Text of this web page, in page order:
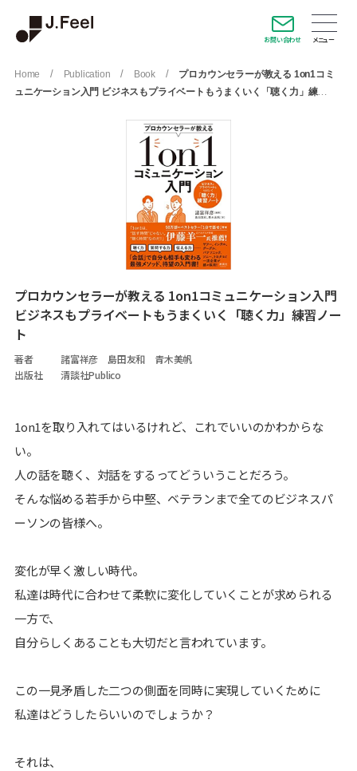
お問い合わせ
Home / Publication / Book/ プロカウンセラーが教える 1on1コミ
ュニケーション入門 ビジネスもプライベートもうまくいく「聴く力」練習
プロカウンセラーが教える 1on1コミュニケーション入門
ビジネスもプライベートもうまくいく「聴く力」練習ノー
ト
著者
諸富祥彦 島田友和 青木美帆
出版社
清談社Publico
1on1を取り入れてはいるけれど、これでいいのかわからな
い。
人の話を聴く、対話をするってどういうことだろう。
そんな悩める若手から中堅、ベテランまで全てのビジネスパ
ーソンの皆様へ。
変化が早く激しい時代。
私達は時代に合わせて柔軟に変化していくことが求められる
一方で、
自分らしくあることも大切だと言われています。
この一見矛盾した二つの側面を同時に実現していくために
私達はどうしたらいいのでしょうか？
それは、